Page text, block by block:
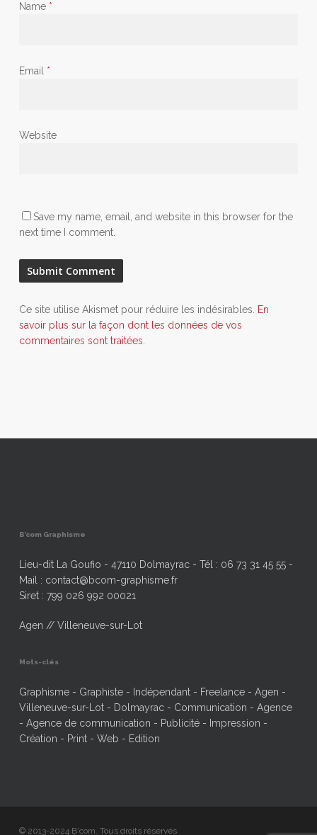
Name *
Email *
Website
Save my name, email, and website in this browser for the
next time I comment.
Ce site utilise Akismet pour réduire les indésirables.
En
savoir plus sur la façon dont les données de vos
commentaires sont traitées
B’com Graphisme
Lieu-dit La Goufio - 47110 Dolmayrac - Tél : 06 73 31 45 55 -
Mail : contact@bcom-graphisme.fr
Siret : 799 026 992 00021
Agen // Villeneuve-sur-Lot
Mots-clés
Graphisme - Graphiste - Indépendant - Freelance - Agen -
Villeneuve-sur-Lot - Dolmayrac - Communication - Agence
- Agence de communication - Publicité - Impression -
Création - Print - Web - Edition
© 2013-2024 B'com. Tous droits réservés